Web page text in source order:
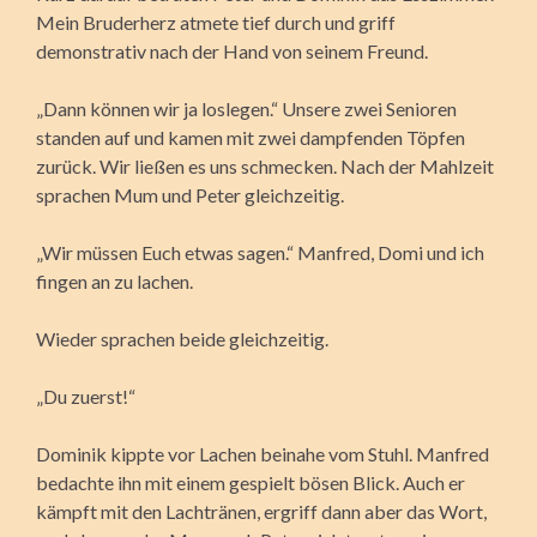
Mein Bruderherz atmete tief durch und griff
demonstrativ nach der Hand von seinem Freund.
„Dann können wir ja loslegen.“ Unsere zwei Senioren
standen auf und kamen mit zwei dampfenden Töpfen
zurück. Wir ließen es uns schmecken. Nach der Mahlzeit
sprachen Mum und Peter gleichzeitig.
„Wir müssen Euch etwas sagen.“ Manfred, Domi und ich
fingen an zu lachen.
Wieder sprachen beide gleichzeitig.
„Du zuerst!“
Dominik kippte vor Lachen beinahe vom Stuhl. Manfred
bedachte ihn mit einem gespielt bösen Blick. Auch er
kämpft mit den Lachtränen, ergriff dann aber das Wort,